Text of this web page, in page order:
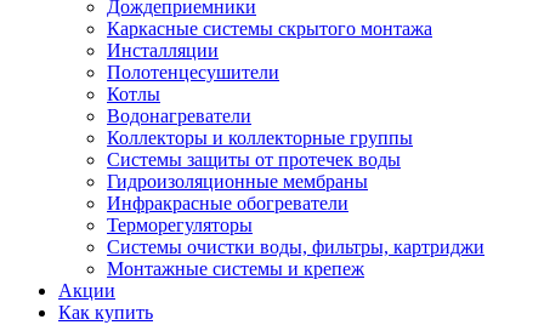
Дождеприемники
Каркасные системы скрытого монтажа
Инсталляции
Полотенцесушители
Котлы
Водонагреватели
Коллекторы и коллекторные группы
Системы защиты от протечек воды
Гидроизоляционные мембраны
Инфракрасные обогреватели
Терморегуляторы
Системы очистки воды, фильтры, картриджи
Монтажные системы и крепеж
Акции
Как купить